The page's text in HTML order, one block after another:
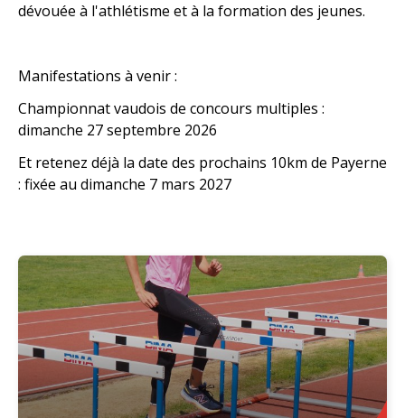
dévouée à l'athlétisme et à la formation des jeunes.
Manifestations à venir :
Championnat vaudois de concours multiples :
dimanche 27 septembre 2026
Et retenez déjà la date des prochains 10km de Payerne
: fixée au dimanche 7 mars 2027